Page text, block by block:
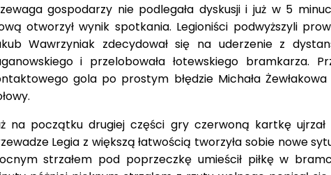
gospodarzy nie podlegała dyskusji i już w 5
otworzył wynik spotkania. Legioniści podwyższyli
Wawrzyniak zdecydował się na uderzenie z
i przelobowała łotewskiego bramkarza.
gola po prostym błędzie Michała
na początku drugiej części gry czerwoną kartkę
Legia z większą łatwością tworzyła sobie nowe
strzałem pod poprzeczkę umieścił piłkę w